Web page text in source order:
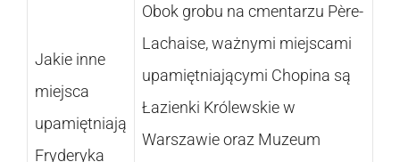
Jakie inne
miejsca
upamiętniają
Fryderyka
Obok grobu na cmentarzu Père-
Lachaise, ważnymi miejscami
upamiętniającymi Chopina są
Łazienki Królewskie w
Warszawie oraz Muzeum